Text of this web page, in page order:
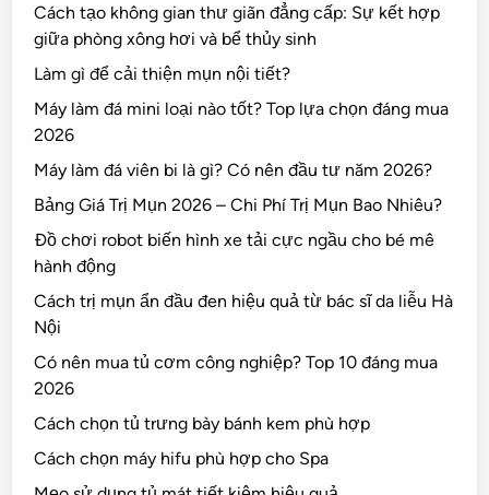
Cách tạo không gian thư giãn đẳng cấp: Sự kết hợp
giữa phòng xông hơi và bể thủy sinh
Làm gì để cải thiện mụn nội tiết?
Máy làm đá mini loại nào tốt? Top lựa chọn đáng mua
2026
Máy làm đá viên bi là gì? Có nên đầu tư năm 2026?
Bảng Giá Trị Mụn 2026 – Chi Phí Trị Mụn Bao Nhiêu?
Đồ chơi robot biến hình xe tải cực ngầu cho bé mê
hành động
Cách trị mụn ẩn đầu đen hiệu quả từ bác sĩ da liễu Hà
Nội
Có nên mua tủ cơm công nghiệp? Top 10 đáng mua
2026
Cách chọn tủ trưng bày bánh kem phù hợp
Cách chọn máy hifu phù hợp cho Spa